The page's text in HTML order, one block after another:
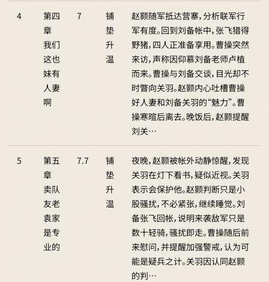
4
第四
章
我们
这也
妹有
人妻
啊
7
铺
垫
升
温
赵颢随军抵达营寨，分析联军行
军有度。回到刘备帐中，张飞猎得
野猪，四人正准备享用。曹操突然
来访，声称因仰慕刘备老师卢植
而来。曹操与刘备交谈，目光却不
时瞥向关羽。赵颢内心吐槽曹操
好人妻和刘备关羽的“魅力”。曹
操寒暄后离去。晚饭后，赵颢提醒
刘关…
5
第五
章
卖队
友老
袁家
是专
业的
7.7
铺
垫
升
温
夜晚，赵颢被帐外动静惊醒，发现
关羽在灯下看书，疑似近视。关羽
表示会保护他。赵颢判断只是小
股骚扰，不必紧张，继续睡觉。刘
备张飞回帐，说明来袭敌军只是
数十轻骑，骚扰即走。曹操随后前
来慰问，并提醒加强警戒，认为可
能是疑兵之计。关羽因认同赵颢
的判…